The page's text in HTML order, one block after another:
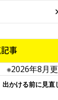
事
※2026年8月
かける前に見直